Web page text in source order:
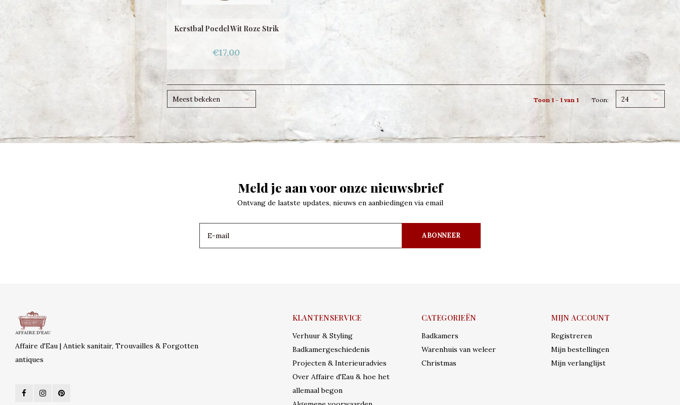
Kerstbal Poedel Wit Roze Strik
€17,00
Meest bekeken Toon 1 - 1 van 1 Toon: 24
Meld je aan voor onze nieuwsbrief
Ontvang de laatste updates, nieuws en aanbiedingen via email
ABONNEER
Affaire d'Eau | Antiek sanitair, Trouvailles & Forgotten
antiques
KLANTENSERVICE
Verhuur & Styling
Badkamergeschiedenis
Projecten & Interieuradvies
Over Affaire d'Eau & hoe het
allemaal begon
CATEGORIEËN
Badkamers
Warenhuis van weleer
Christmas
MIJN ACCOUNT
Registreren
Mijn bestellingen
Mijn verlanglijst